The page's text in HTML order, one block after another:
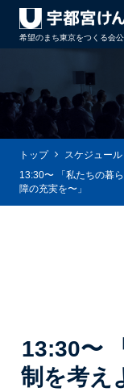
希望のまち東京をつくる会
トップ
スケジュール
13:30〜 「私たちの暮
障の充実を〜」
13:30〜
制を考え